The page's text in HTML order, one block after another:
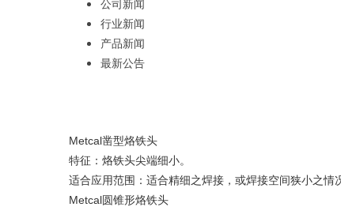
公司新闻
行业新闻
产品新闻
最新公告
Metcal凿型烙铁头
特征：烙铁头尖端细小。
适合应用范围：适合精细之焊接，或焊接空间狭小之情
Metcal圆锥形烙铁头